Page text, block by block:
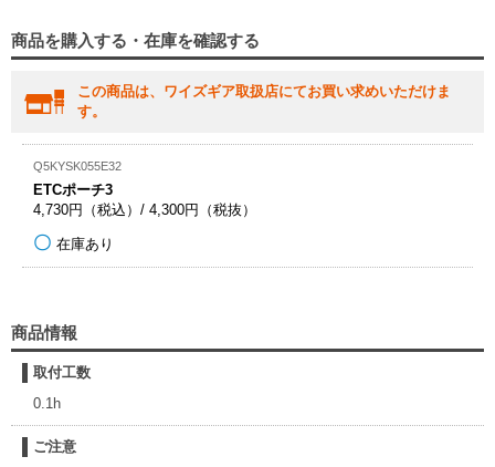
商品を購入する・在庫を確認する
この商品は、ワイズギア取扱店にてお買い求めいただけま
す。
Q5KYSK055E32
ETCポーチ3
4,730円（税込）/ 4,300円（税抜）
在庫あり
商品情報
取付工数
0.1h
ご注意